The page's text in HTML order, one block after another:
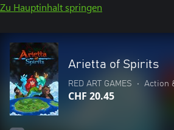
Zu Hauptinhalt springen
Arietta of Spirits
RED ART GAMES • Action
CHF 20.45